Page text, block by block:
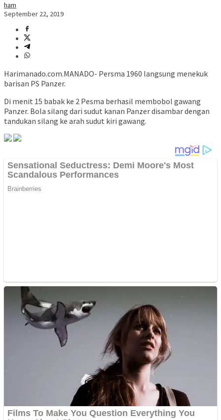
ham
September 22, 2019
Harimanado.com.MANADO- Persma 1960 langsung menekuk
barisan PS Panzer.
Di menit 15 babak ke 2 Pesma berhasil membobol gawang
Panzer. Bola silang dari sudut kanan Panzer disambar dengan
tandukan silang ke arah sudut kiri gawang.